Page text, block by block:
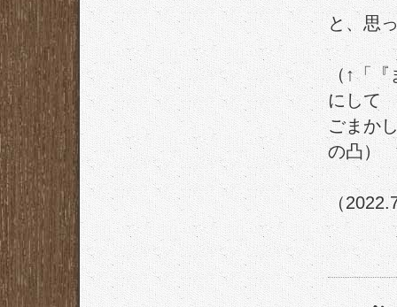
と、思
（↑「
にして
ごまか
の凸）
（